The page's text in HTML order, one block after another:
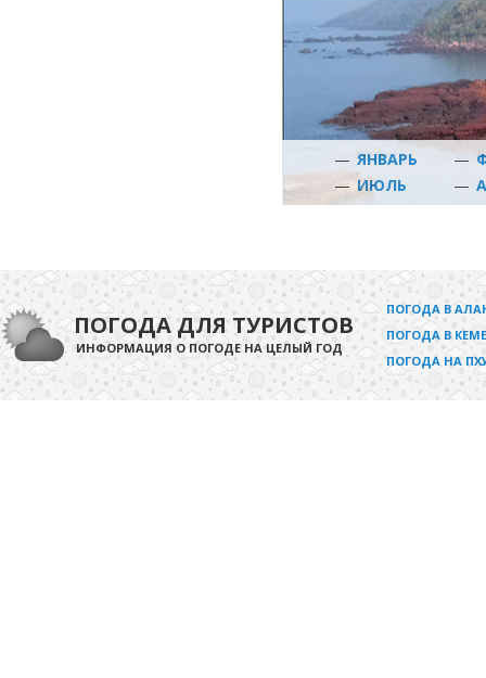
— ЯНВАРЬ —
— ИЮЛЬ —
ПОГОДА ДЛЯ ТУРИСТОВ
ИНФОРМАЦИЯ О ПОГОДЕ НА ЦЕЛЫЙ ГОД
ПОГОДА В
ПОГОДА В
ПОГОДА НА